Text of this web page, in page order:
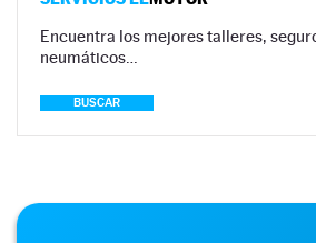
Encuentra los mejores talleres,
neumáticos…
BUSCAR